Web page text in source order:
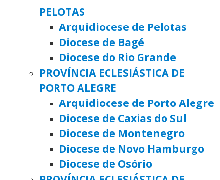
PELOTAS
Arquidiocese de Pelotas
Diocese de Bagé
Diocese do Rio Grande
PROVÍNCIA ECLESIÁSTICA DE
PORTO ALEGRE
Arquidiocese de Porto Alegre
Diocese de Caxias do Sul
Diocese de Montenegro
Diocese de Novo Hamburgo
Diocese de Osório